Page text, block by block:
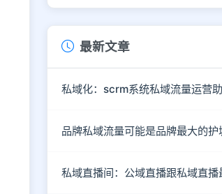
最新文章
私域化：scrm系统私域流量运营
品牌私域流量可能是品牌最大的护
私域直播间：公域直播跟私域直